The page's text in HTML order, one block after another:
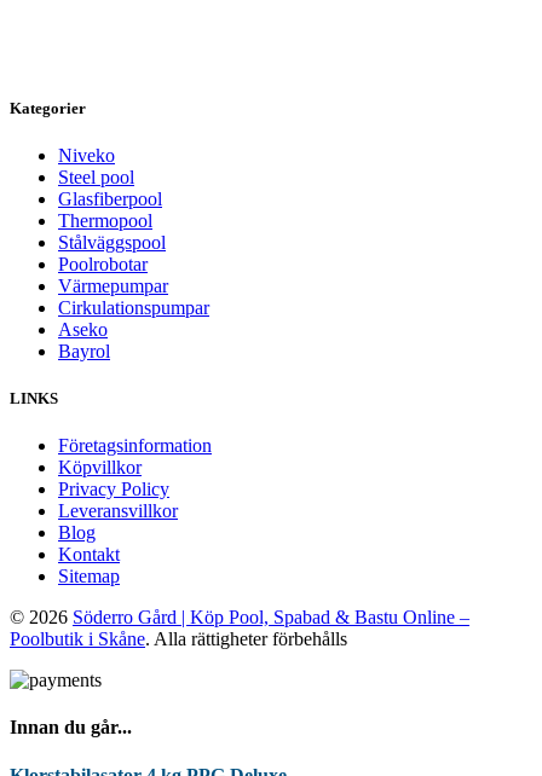
Kategorier
Niveko
Steel pool
Glasfiberpool
Thermopool
Stålväggspool
Poolrobotar
Värmepumpar
Cirkulationspumpar
Aseko
Bayrol
LINKS
Företagsinformation
Köpvillkor
Privacy Policy
Leveransvillkor
Blog
Kontakt
Sitemap
© 2026 Söderro Gård | Köp Pool, Spabad & Bastu Online –
Poolbutik i Skåne. Alla rättigheter förbehålls
Innan du går...